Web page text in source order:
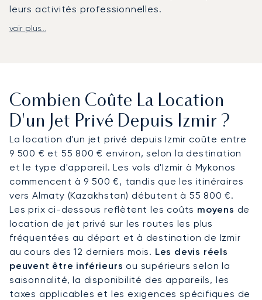
leurs activités professionnelles.
Chez LunaJets, nous organisons votre voyage en
veillons à ce que vous arriviez en toute sérénité
pour un transfert irréprochable vers le centre-
ville, ou même vers la marina de Levent.
En tant que premier courtier en Europe à obtenir
la rigoureuse certification ARGUS, notre
engagement en matière de sécurité est
fondamental. Cette norme, leader dans l'industrie,
garantit que votre affrètement privé pour Izmir
est géré avec un soin méticuleux, vous offrant
une confiance absolue pour chaque voyage vers
la côte turque.
voir plus...
Combien Coûte La Location
D'un Jet Privé Depuis Izmir ?
La location d'un jet privé depuis Izmir coûte entre
9 500 € et 55 800 € environ, selon la destination
et le type d'appareil. Les vols d'Izmir à Mykonos
commencent à 9 500 €, tandis que les itinéraires
vers Almaty (Kazakhstan) débutent à 55 800 €.
Les prix ci-dessous reflètent les coûts moyens de
location de jet privé sur les routes les plus
fréquentées au départ et à destination de Izmir
au cours des 12 derniers mois. Les devis réels
peuvent être inférieurs ou supérieurs selon la
saisonnalité, la disponibilité des appareils, les
taxes applicables et les exigences spécifiques de